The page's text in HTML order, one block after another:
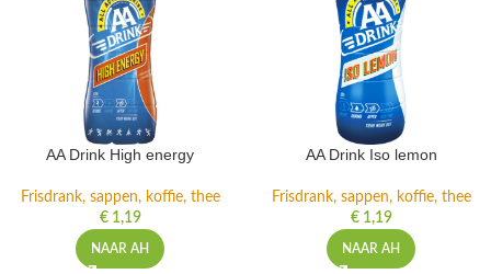
AA Drink High energy
Frisdrank, sappen, koffie, thee
€1,19
NAAR AH
AA Drink Iso lemon
Frisdrank, sappen, koffie, thee
€1,19
NAAR AH